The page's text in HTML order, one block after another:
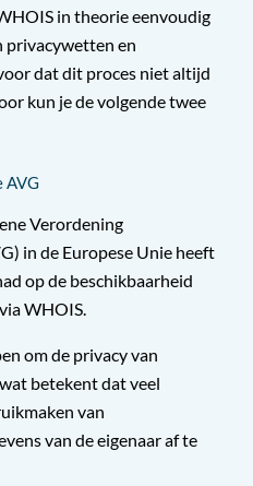
in theorie eenvoudig
privacywetten en
dat dit proces niet altijd
kun je de volgende twee
AVG
Verordening
in de Europese Unie heeft
op de beschikbaarheid
WHOIS.
om de privacy van
betekent dat veel
van
van de eigenaar af te